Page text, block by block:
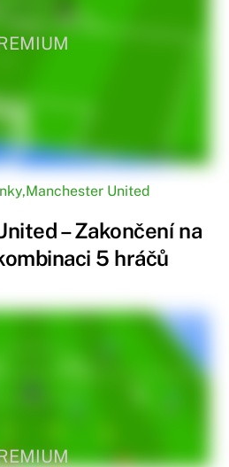
,Manchester United
– Zakončení na
5 hráčů